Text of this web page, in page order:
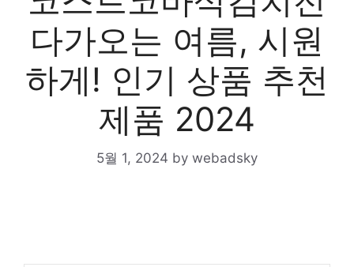
다가오는 여름, 시원
하게! 인기 상품 추천
제품 2024
5월 1, 2024 by webadsky